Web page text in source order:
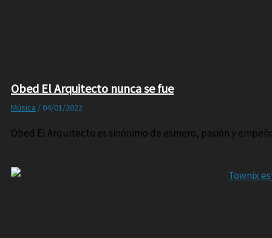
Obed El Arquitecto nunca se fue
Música / 04/01/2022
Obed El Arquitecto es sinónimo de esmero, pasión y